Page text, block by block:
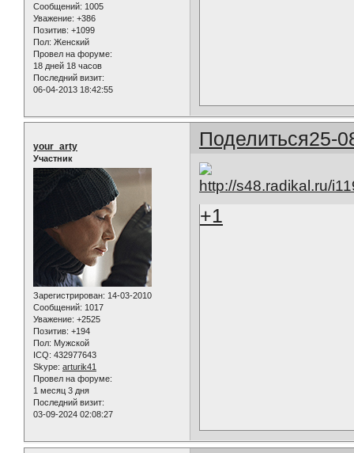
Сообщений: 1005
Уважение: +386
Позитив: +1099
Пол: Женский
Провел на форуме:
18 дней 18 часов
Последний визит:
06-04-2013 18:42:55
Поделиться25-
your_arty
Участник
Зарегистрирован: 14-03-2010
Сообщений: 1017
Уважение: +2525
Позитив: +194
Пол: Мужской
ICQ: 432977643
Skype: arturik41
Провел на форуме:
1 месяц 3 дня
Последний визит:
03-09-2024 02:08:27
+1